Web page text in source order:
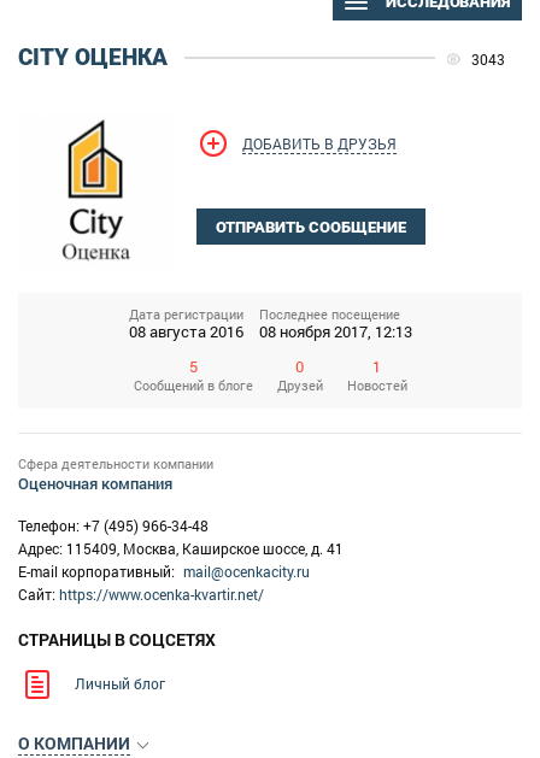
CITY ОЦЕНКА 3043
ДОБАВИТЬ В ДРУЗЬЯ
ОТПРАВИТЬ СООБЩЕНИЕ
Дата регистрации
08 августа 2016
Последнее посещение
08 ноября 2017, 12:13
5
Сообщений в блоге
0
Друзей
1
Новостей
Сфера деятельности компании
Оценочная компания
Телефон: +7 (495) 966-34-48
Адрес: 115409, Москва, Каширское шоссе, д. 41
E-mail корпоративный: mail@ocenkacity.ru
Сайт: https://www.ocenka-kvartir.net/
СТРАНИЦЫ В СОЦСЕТЯХ
Личный блог
О КОМПАНИИ